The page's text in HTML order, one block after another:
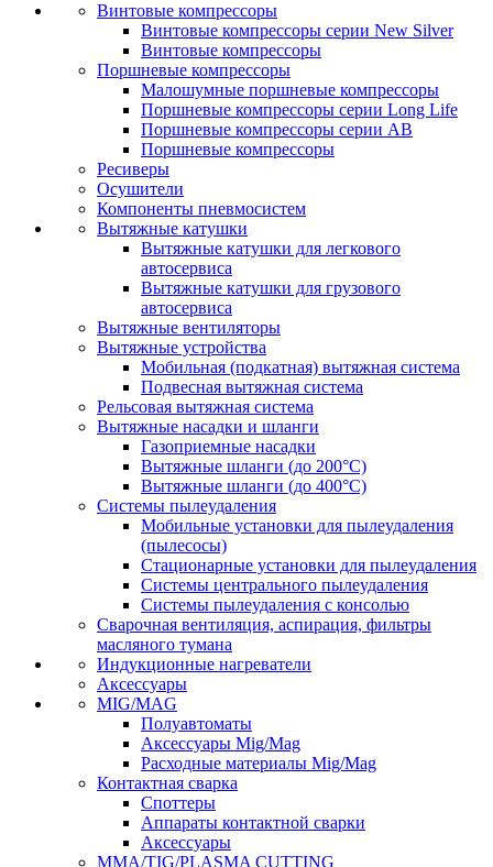
Винтовые компрессоры
Винтовые компрессоры серии New Silver
Винтовые компрессоры
Поршневые компрессоры
Малошумные поршневые компрессоры
Поршневые компрессоры серии Long Life
Поршневые компрессоры серии AB
Поршневые компрессоры
Ресиверы
Осушители
Компоненты пневмосистем
Вытяжные катушки
Вытяжные катушки для легкового
автосервиса
Вытяжные катушки для грузового
автосервиса
Вытяжные вентиляторы
Вытяжные устройства
Мобильная (подкатная) вытяжная система
Подвесная вытяжная система
Рельсовая вытяжная система
Вытяжные насадки и шланги
Газоприемные насадки
Вытяжные шланги (до 200°C)
Вытяжные шланги (до 400°C)
Системы пылеудаления
Мобильные установки для пылеудаления
(пылесосы)
Стационарные установки для пылеудаления
Системы центрального пылеудаления
Системы пылеудаления с консолью
Сварочная вентиляция, аспирация, фильтры
масляного тумана
Индукционные нагреватели
Аксессуары
MIG/MAG
Полуавтоматы
Аксессуары Mig/Mag
Расходные материалы Mig/Mag
Контактная сварка
Споттеры
Аппараты контактной сварки
Аксессуары
MMA/TIG/PLASMA CUTTING